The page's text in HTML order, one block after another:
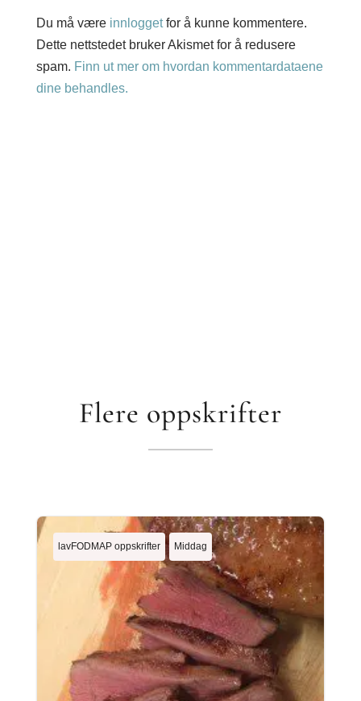
Du må være innloggetfor å kunne kommentere.
Dette nettstedet bruker Akismet for å redusere
spam. Finn ut mer om hvordan kommentardataene
dine behandles.
Flere oppskrifter
lavFODMAP oppskrifter Middag